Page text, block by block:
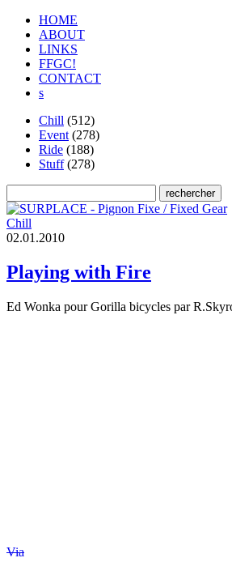
HOME
ABOUT
LINKS
FFGC!
CONTACT
s
Chill (512)
Event (278)
Ride (188)
Stuff(278)
Chill
02.01 .2010
Playing with Fire
Ed Wonka pour Gorilla bicycles par
Via